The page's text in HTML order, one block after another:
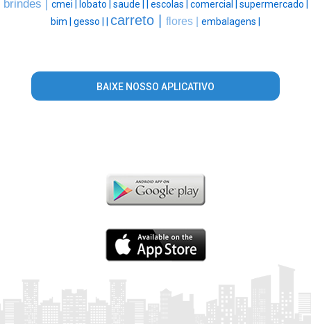
brindes | cmei | lobato | saude | escolas | comercial | supermercado |
bim | gesso | carreto | flores | embalagens |
BAIXE NOSSO APLICATIVO